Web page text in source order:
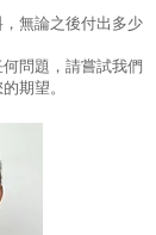
無論之後付出多少
問題，請嘗試我們
期望。